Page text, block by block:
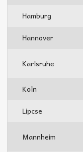
Hamburg
Hannover
Karlsruhe
Koln
Lipcse
Mannheim